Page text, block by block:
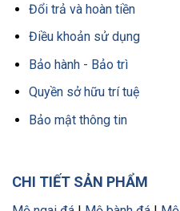
Đổi trả và hoàn tiền
Điều khoản sử dụng
Bảo hành - Bảo trì
Quyền sở hữu trí tuệ
Bảo mật thông tin
CHI TIẾT SẢN PHẨM